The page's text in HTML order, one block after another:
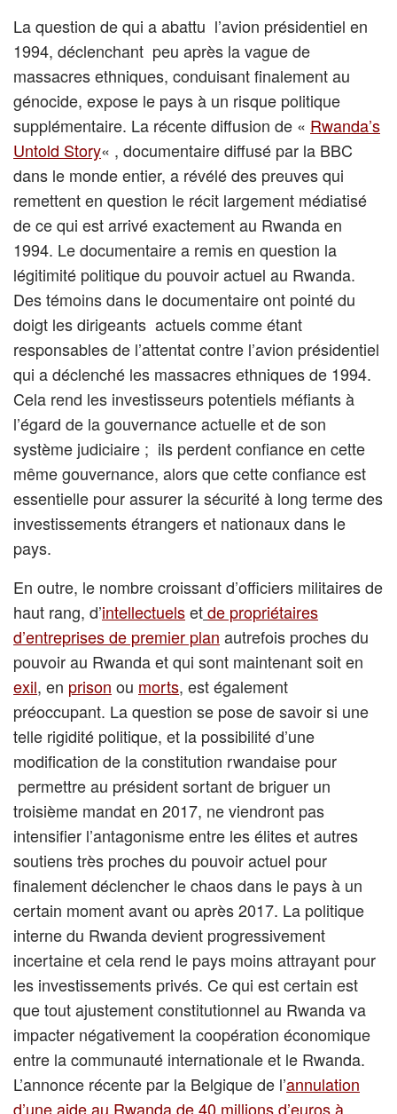
La question de qui a abattu l’avion présidentiel en
1994, déclenchant peu après la vague de
massacres ethniques, conduisant finalement au
génocide, expose le pays à un risque politique
supplémentaire. La récente diffusion de « Rwanda’s
Untold Story« , documentaire diffusé par la BBC
dans le monde entier, a révélé des preuves qui
remettent en question le récit largement médiatisé
de ce qui est arrivé exactement au Rwanda en
1994. Le documentaire a remis en question la
légitimité politique du pouvoir actuel au Rwanda.
Des témoins dans le documentaire ont pointé du
doigt les dirigeants actuels comme étant
responsables de l’attentat contre l’avion présidentiel
qui a déclenché les massacres ethniques de 1994.
Cela rend les investisseurs potentiels méfiants à
l’égard de la gouvernance actuelle et de son
système judiciaire ; ils perdent confiance en cette
même gouvernance, alors que cette confiance est
essentielle pour assurer la sécurité à long terme des
investissements étrangers et nationaux dans le
pays.
En outre, le nombre croissant d’officiers militaires de
haut rang, d’intellectuelsetde propriétaires
d’entreprises de premier plan autrefois proches du
pouvoir au Rwanda et qui sont maintenant soit en
exil, en prison ou morts, est également
préoccupant. La question se pose de savoir si une
telle rigidité politique, et la possibilité d’une
modification de la constitution rwandaise pour
permettre au président sortant de briguer un
troisième mandat en 2017, ne viendront pas
intensifier l’antagonisme entre les élites et autres
soutiens très proches du pouvoir actuel pour
finalement déclencher le chaos dans le pays à un
certain moment avant ou après 2017. La politique
interne du Rwanda devient progressivement
incertaine et cela rend le pays moins attrayant pour
les investissements privés. Ce qui est certain est
que tout ajustement constitutionnel au Rwanda va
impacter négativement la coopération économique
entre la communauté internationale et le Rwanda.
L’annonce récente par la Belgique de l’annulation
d’une aide au Rwanda de 40 millions d’euros à